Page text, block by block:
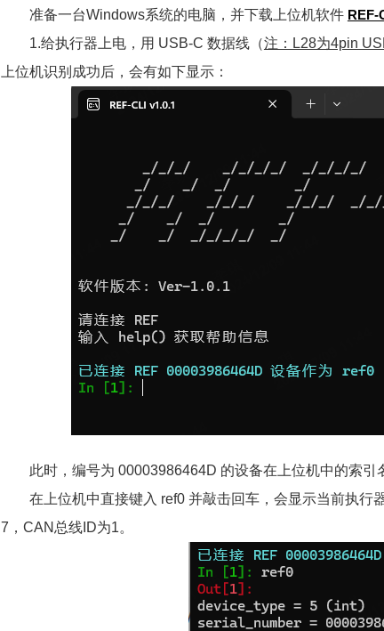
准备一台Windows系统的电脑，并下载上位机软件 REF-
1.给执行器上电，用 USB-C 数据线（注：L28为4pin
上位机识别成功后，会有如下显示：
此时，编号为 00003986464D 的设备在上位机中的索引
在上位机中直接键入 ref0 并敲击回车，会显示当前执行
7，CAN总线ID为1。